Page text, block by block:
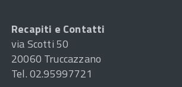
Recapiti e Contatti
via Scotti 50
20060 Truccazzano
Tel. 02.95997721